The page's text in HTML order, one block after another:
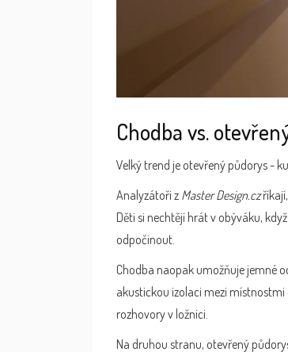
Chodba vs.
Velký trend je otevřený půdorys -
Analyzátoři z Master Design.cz
Děti si nechtějí hrát v obýváku,
odpočinout.
Chodba naopak umožňuje jemné
akustickou izolaci mezi místnostmi
rozhovory v ložnici.
Na druhou stranu, otevřený